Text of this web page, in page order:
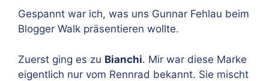
Gespannt war ich, was uns Gunnar Fehlau beim
Blogger Walk präsentieren wollte.
Zuerst ging es zu Bianchi. Mir war diese Marke
eigentlich nur vom Rennrad bekannt. Sie mischt